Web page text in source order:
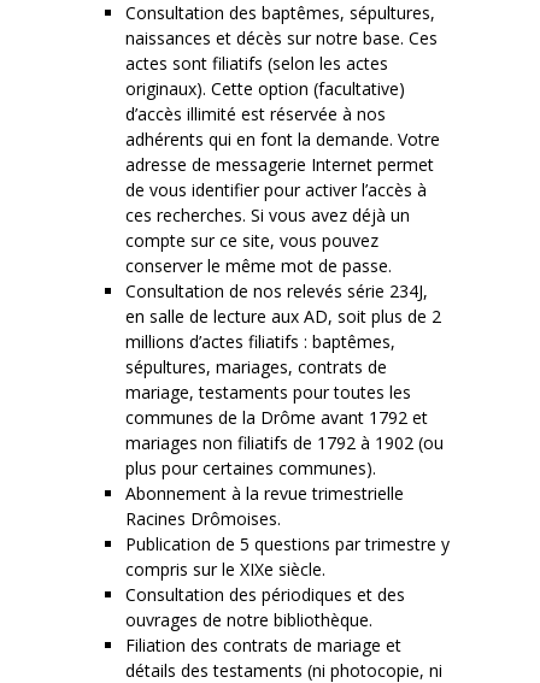
Consultation des baptêmes, sépultures,
naissances et décès sur notre base. Ces
actes sont filiatifs (selon les actes
originaux). Cette option (facultative)
d’accès illimité est réservée à nos
adhérents qui en font la demande. Votre
adresse de messagerie Internet permet
de vous identifier pour activer l’accès à
ces recherches. Si vous avez déjà un
compte sur ce site, vous pouvez
conserver le même mot de passe.
Consultation de nos relevés série 234J,
en salle de lecture aux AD, soit plus de 2
millions d’actes filiatifs : baptêmes,
sépultures, mariages, contrats de
mariage, testaments pour toutes les
communes de la Drôme avant 1792 et
mariages non filiatifs de 1792 à 1902 (ou
plus pour certaines communes).
Abonnement à la revue trimestrielle
Racines Drômoises.
Publication de 5 questions par trimestre y
compris sur le XIXe siècle.
Consultation des périodiques et des
ouvrages de notre bibliothèque.
Filiation des contrats de mariage et
détails des testaments (ni photocopie, ni